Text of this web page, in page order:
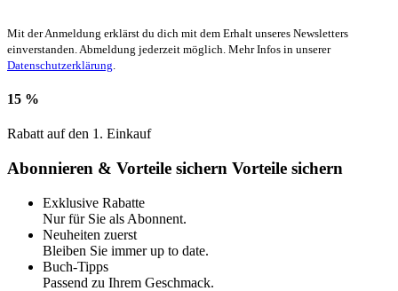
Mit der Anmeldung erklärst du dich mit dem Erhalt unseres Newsletters
einverstanden. Abmeldung jederzeit möglich. Mehr Infos in unserer
Datenschutzerklärung
15 %
Rabatt auf den 1. Einkauf
Abonnieren & Vorteile sichern Vorteile sichern
Exklusive Rabatte
Nur für Sie als Abonnent.
Neuheiten zuerst
Bleiben Sie immer up to date.
Buch-Tipps
Passend zu Ihrem Geschmack.